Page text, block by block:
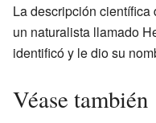
La descripción
un naturalista llamado
identificó y le dio su
Véase también